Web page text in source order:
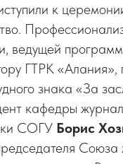
к
ведущей
ГТРК
знака «За
кафедры
СОГУ Борис